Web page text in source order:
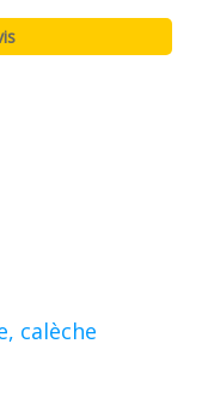
calèche